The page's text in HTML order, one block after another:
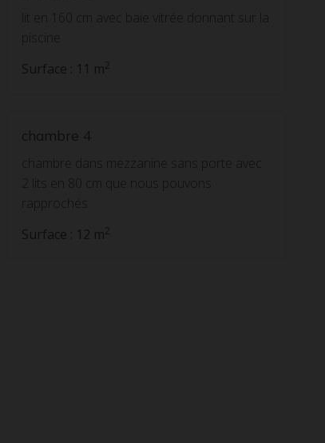
lit en 160 cm avec baie vitrée donnant sur la
Surface : 11 m2
chambre 4
chambre dans mezzanine sans porte avec
2 lits en 80 cm que nous pouvons
Surface : 12 m2